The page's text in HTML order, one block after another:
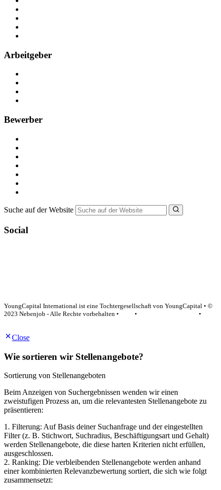
Arbeitgeber
Bewerber
Suche auf der Website
Social
YoungCapital International ist eine Tochtergesellschaft von YoungCapital • ©
2023 Nebenjob - Alle Rechte vorbehalten •
•
•
Close
Wie sortieren wir Stellenangebote?
Sortierung von Stellenangeboten
Beim Anzeigen von Suchergebnissen wenden wir einen
zweistufigen Prozess an, um die relevantesten Stellenangebote zu
präsentieren:
1. Filterung: Auf Basis deiner Suchanfrage und der eingestellten
Filter (z. B. Stichwort, Suchradius, Beschäftigungsart und Gehalt)
werden Stellenangebote, die diese harten Kriterien nicht erfüllen,
ausgeschlossen.
2. Ranking: Die verbleibenden Stellenangebote werden anhand
einer kombinierten Relevanzbewertung sortiert, die sich wie folgt
zusammensetzt: